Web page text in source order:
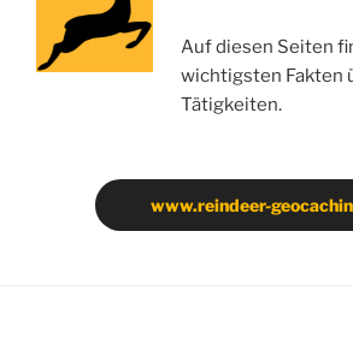
Auf diesen Seiten
wichtigsten Fakten
Tätigkeiten.
www.reindeer-